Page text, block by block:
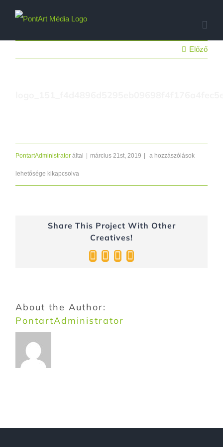
Kihagyás
Előző
PontartAdministrator által március 21st, 2019 a hozzászólások
lehetősége kikapcsolva
Share This Project With Other
Creatives!
Facebook
TwitterPinterest
Email:
About the Author:
PontartAdministrator